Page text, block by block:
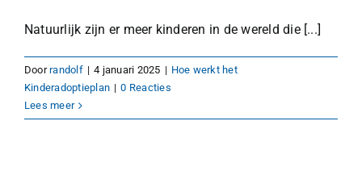
Natuurlijk zijn er meer kinderen in de wereld die [...]
Doorrandolf | 4 januari 2025 | Hoe werkt het
Kinderadoptieplan | 0 Reacties
Lees meer